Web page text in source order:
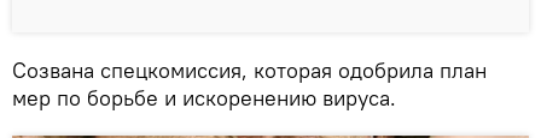
Созвана спецкомиссия, которая одобрила план
мер по борьбе и искоренению вируса.